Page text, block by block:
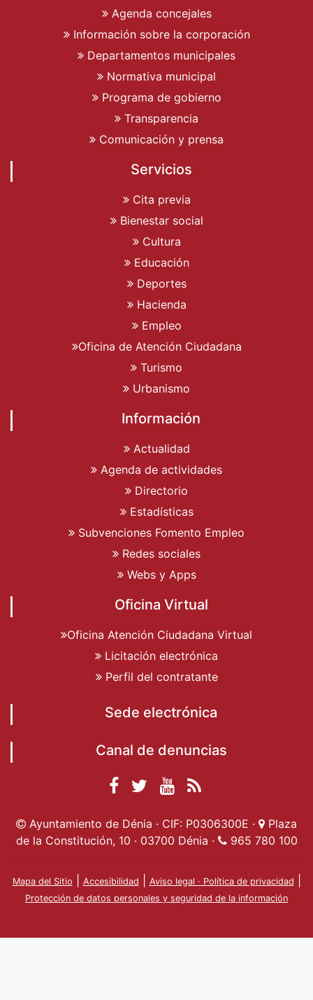
Agenda concejales
Información sobre la corporación
Departamentos municipales
Normativa municipal
Programa de gobierno
Transparencia
Comunicación y prensa
Servicios
Cita previa
Bienestar social
Cultura
Educación
Deportes
Hacienda
Empleo
Oficina de Atención Ciudadana
Turismo
Urbanismo
Información
Actualidad
Agenda de actividades
Directorio
Estadísticas
Subvenciones Fomento Empleo
Redes sociales
Webs y Apps
Oficina Virtual
Oficina Atención Ciudadana Virtual
Licitación electrónica
Perfil del contratante
Sede electrónica
Canal de denuncias
Facebook
Ayuntamiento de
Dénia
Ayuntamiento de
Dénia
Ayuntamiento
de Dénia
Actualidad
Ayuntamiento de Dénia · CIF: P0306300E ·
Plaza
de la Constitución, 10 · 03700 Dénia ·
965 780 100
Mapa del Sitio Accesibilidad Aviso legal · Política de privacidad
Protección de datos personales y seguridad de la información